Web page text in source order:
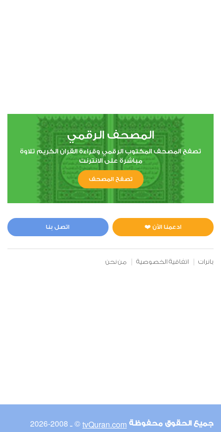
المصحف الرقمي
تصفح المصحف المكتوب الرقمي وقراءة القران الكريم تلاوة
مباشرة على الانترنت
تصفح المصحف
ادعمنا الآن ❤️ اتصل بنا
بانرات اتفاقية الخصوصية من نحن
جميع الحقوق محفوظة tvQuran.com© ـ 2008-2026